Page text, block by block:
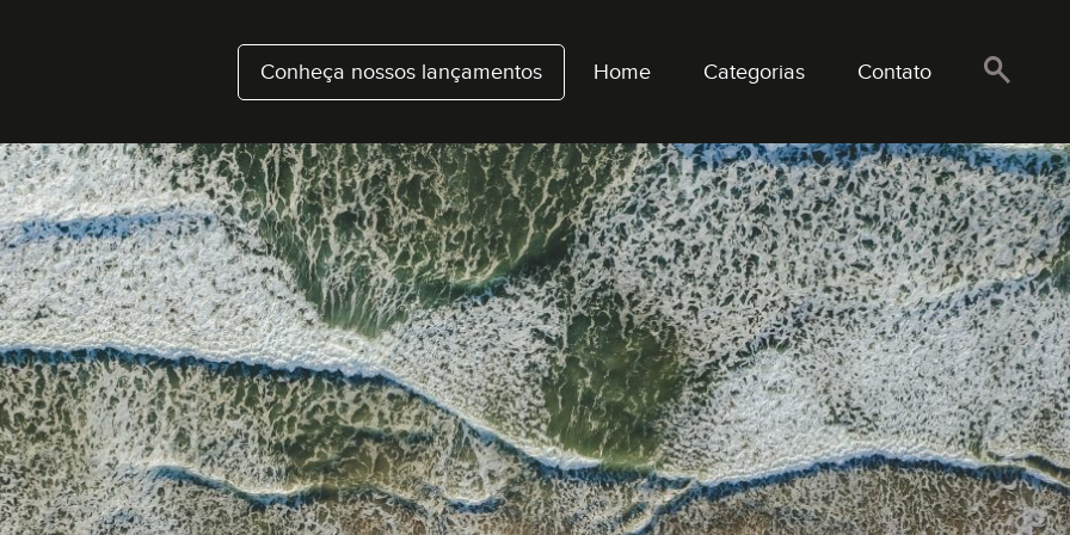
Conheça nossos lançamentos Home Categorias Contato